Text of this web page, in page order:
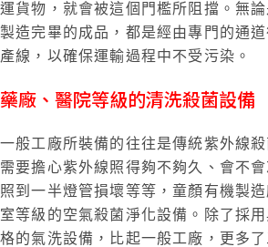
運貨物，就會被這個門檻所阻擋。無
製造完畢的成品，都是經由專門的通
產線，以確保運輸過程中不受污染。
藥廠、醫院等級的清洗殺菌設備
一般工廠所裝備的往往是傳統紫外線
需要擔心紫外線照得夠不夠久、會不
照到一半燈管損壞等等，童顏有機製
室等級的空氣殺菌淨化設備。除了採
格的氣洗設備，比起一般工廠，更多